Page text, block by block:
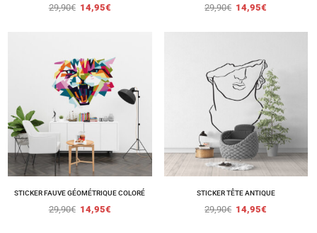
29,90€ 14,95€ 29,90€ 14,95€
STICKER FAUVE GÉOMÉTRIQUE COLORÉ
29,90€ 14,95€
STICKER TÊTE ANTIQUE
29,90€ 14,95€